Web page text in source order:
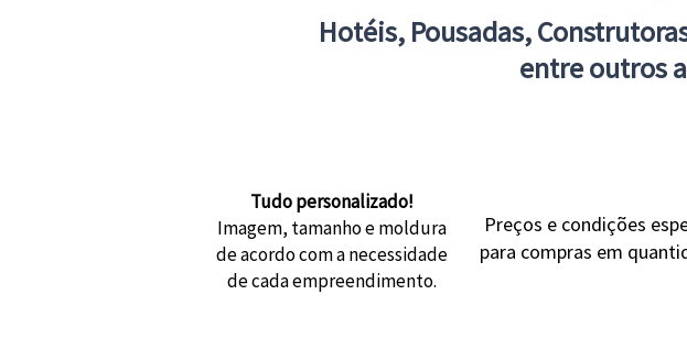
Hotéis, Pousadas,
entre outros
Tudo personalizado!
Imagem, tamanho e moldura
de acordo com a necessidade
de cada empreendimento.
Preços e condições
para compras em